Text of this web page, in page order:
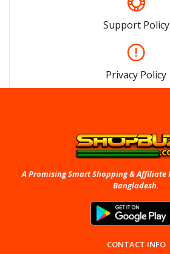
Support Policy
Privacy Policy
A Promising Smart Shopping &
Bangladesh.
CONTACT INFO